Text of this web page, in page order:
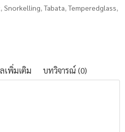
, Snorkelling,Tabata,Temperedglass,
เพิ่มเติม บทวิจารณ์ (0)